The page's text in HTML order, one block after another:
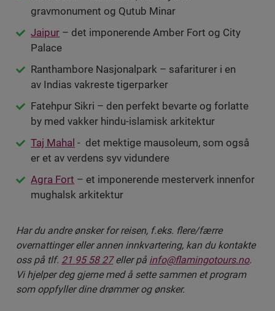
gravmonument og Qutub Minar
Jaipur – det imponerende Amber Fort og City
Palace
Ranthambore Nasjonalpark – safariturer i en
av Indias vakreste tigerparker
Fatehpur Sikri – den perfekt bevarte og forlatte
by med vakker hindu-islamisk arkitektur
Taj Mahal - det mektige mausoleum, som også
er et av verdens syv vidundere
Agra Fort – et imponerende mesterverk innenfor
mughalsk arkitektur
Har du andre ønsker for reisen, f.eks. flere/færre
overnattinger eller annen innkvartering, kan du kontakte
oss på tlf. 21 95 58 27eller på info@flamingotours.no.
Vi hjelper deg gjerne med å sette sammen et program
som oppfyller dine drømmer og ønsker.